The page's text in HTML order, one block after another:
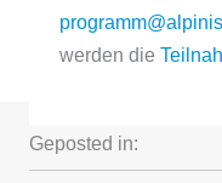
werden die
Geposted in: